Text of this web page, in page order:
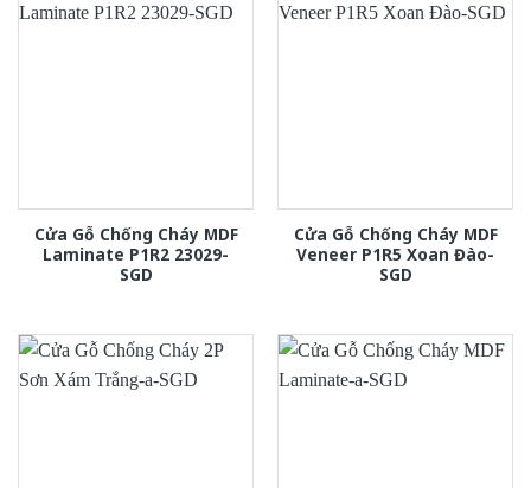
Cửa Gỗ Chống Cháy MDF
Laminate P1R2 23029-
SGD
Cửa Gỗ Chống Cháy MDF
Veneer P1R5 Xoan Đào-
SGD